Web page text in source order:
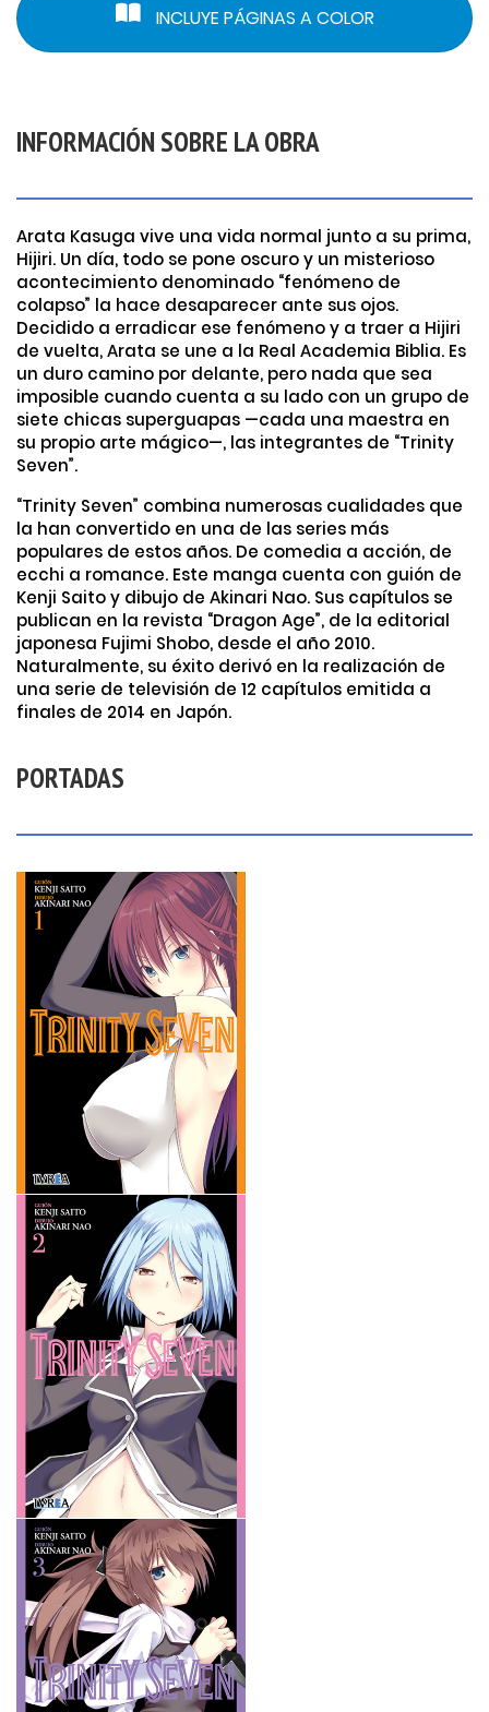
INCLUYE PÁGINAS A COLOR
INFORMACIÓN SOBRE LA OBRA
Arata Kasuga vive una vida normal junto a su prima,
Hijiri. Un día, todo se pone oscuro y un misterioso
acontecimiento denominado “fenómeno de
colapso” la hace desaparecer ante sus ojos.
Decidido a erradicar ese fenómeno y a traer a Hijiri
de vuelta, Arata se une a la Real Academia Biblia. Es
un duro camino por delante, pero nada que sea
imposible cuando cuenta a su lado con un grupo de
siete chicas superguapas —cada una maestra en
su propio arte mágico—, las integrantes de “Trinity
Seven”.
“Trinity Seven” combina numerosas cualidades que
la han convertido en una de las series más
populares de estos años. De comedia a acción, de
ecchi a romance. Este manga cuenta con guión de
Kenji Saito y dibujo de Akinari Nao. Sus capítulos se
publican en la revista “Dragon Age”, de la editorial
japonesa Fujimi Shobo, desde el año 2010.
Naturalmente, su éxito derivó en la realización de
una serie de televisión de 12 capítulos emitida a
finales de 2014 en Japón.
PORTADAS